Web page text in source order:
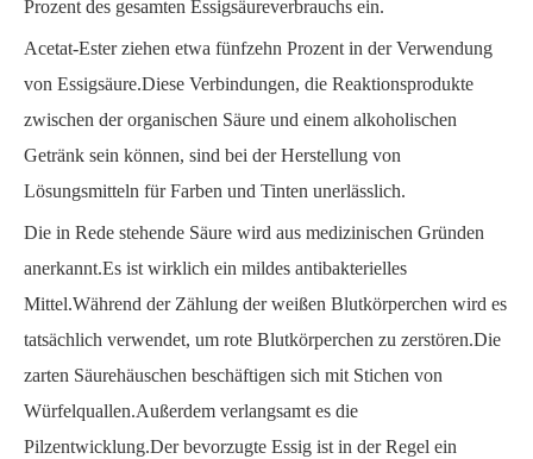
Prozent des gesamten Essigsäureverbrauchs ein.
Acetat-Ester ziehen etwa fünfzehn Prozent in der Verwendung
von Essigsäure.Diese Verbindungen, die Reaktionsprodukte
zwischen der organischen Säure und einem alkoholischen
Getränk sein können, sind bei der Herstellung von
Lösungsmitteln für Farben und Tinten unerlässlich.
Die in Rede stehende Säure wird aus medizinischen Gründen
anerkannt.Es ist wirklich ein mildes antibakterielles
Mittel.Während der Zählung der weißen Blutkörperchen wird es
tatsächlich verwendet, um rote Blutkörperchen zu zerstören.Die
zarten Säurehäuschen beschäftigen sich mit Stichen von
Würfelquallen.Außerdem verlangsamt es die
Pilzentwicklung.Der bevorzugte Essig ist in der Regel ein